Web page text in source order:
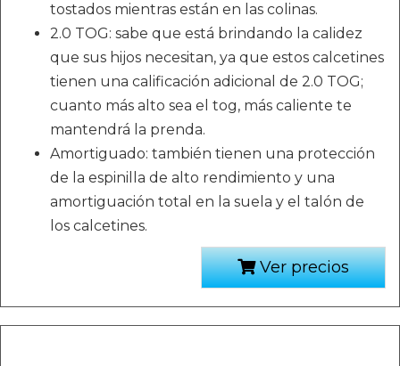
tostados mientras están en las colinas.
2.0 TOG: sabe que está brindando la calidez
que sus hijos necesitan, ya que estos calcetines
tienen una calificación adicional de 2.0 TOG;
cuanto más alto sea el tog, más caliente te
mantendrá la prenda.
Amortiguado: también tienen una protección
de la espinilla de alto rendimiento y una
amortiguación total en la suela y el talón de
los calcetines.
Ver precios